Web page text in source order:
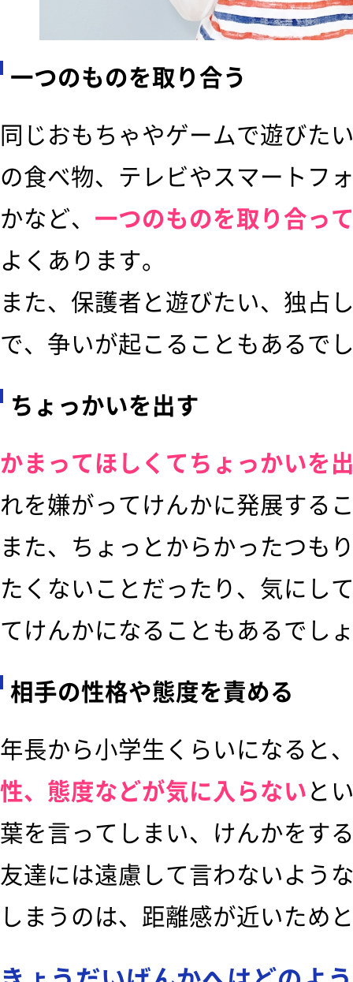
一つのものを取り合う
同じおもちゃやゲームで遊びた
の食べ物、テレビやスマートフ
かなど、 一つのものを取り合っ
よくあります。
また、保護者と遊びたい、独占
で、争いが起こることもあるで
ちょっかいを出す
かまってほしくてちょっかいを
れを嫌がってけんかに発展する
また、ちょっとからかったつも
たくないことだったり、気にし
てけんかになることもあるでし
相手の性格や態度を責める
年長から小学生くらいになると
性、態度などが気に入らないと
葉を言ってしまい、けんかをす
友達には遠慮して言わないよう
しまうのは、距離感が近いため